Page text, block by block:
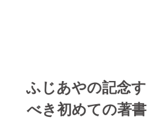
ふじあやの記念す
べき初めての著書